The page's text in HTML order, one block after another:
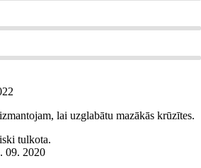
lai uzglabātu mazākās krūzītes.
tulkota.
09. 2020